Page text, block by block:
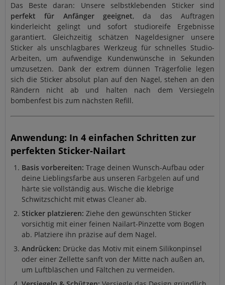
Das Beste daran: Unsere selbstklebenden Sticker sind
perfekt für Anfänger geeignet, da das Auftragen
kinderleicht gelingt und sofort studioreife Ergebnisse
garantiert. Gleichzeitig schätzen Nageldesigner unsere
Sticker als unschlagbares Werkzeug für schnelles Studio-
Arbeiten, um aufwendige Kundenwünsche in Sekunden
umzusetzen. Dank der extrem dünnen Trägerfolie legen
sich die Sticker absolut plan auf den Nagel, stehen an den
Rändern nicht ab und halten nach dem Versiegeln
bombenfest bis zum nächsten Refill.
Anwendung: In 4 einfachen Schritten zur
perfekten Sticker-Nailart
Basis vorbereiten: Trage deinen Wunsch-Aufbau oder
deine Lieblingsfarbe aus unseren Farbgelen auf und
härte sie vollständig aus. Wische die klebrige
Schwitzschicht mit etwas Cleaner ab.
Sticker platzieren: Ziehe den gewünschten Sticker
vorsichtig mit einer feinen Nailart-Pinzette vom Bogen
ab. Platziere ihn präzise auf dem Nagel.
Andrücken: Drücke das Motiv mit einem Silikonpinsel
oder einer Zellette sanft von der Mitte nach außen an,
um Luftbläschen und Fältchen zu vermeiden.